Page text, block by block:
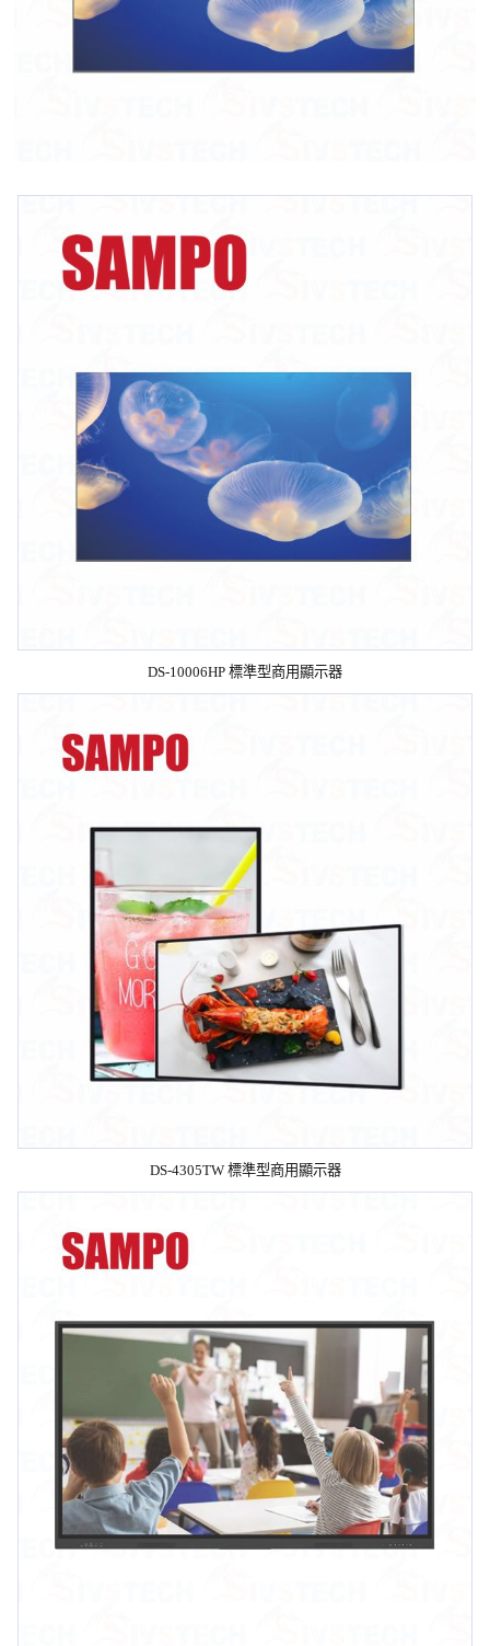
DS-10006HP 標準型商用顯示器
DS-4305TW 標準型商用顯示器